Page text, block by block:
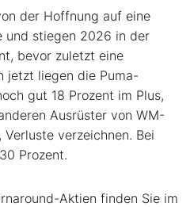
der Hoffnung auf eine
und stiegen 2026 in der
bevor zuletzt eine
jetzt liegen die Puma-
gut 18 Prozent im Plus,
Ausrüster von WM-
verzeichnen. Bei
Prozent.
Aktien finden Sie im